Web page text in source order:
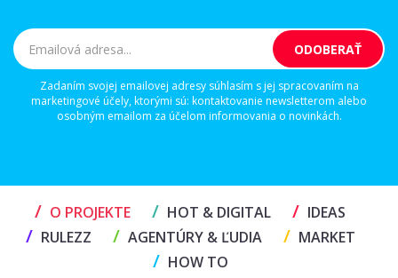
Zadaním svojej emailovej adresy súhlasím s jej spracovaním na
marketingové účely, ktorými sú: kontaktovanie newsletterom alebo
osobným emailom za účelom informovania o novinkách.
/ O PROJEKTE / HOT & DIGITAL / IDEAS
/ RULEZZ / AGENTÚRY & ĽUDIA / MARKET
/ HOW TO